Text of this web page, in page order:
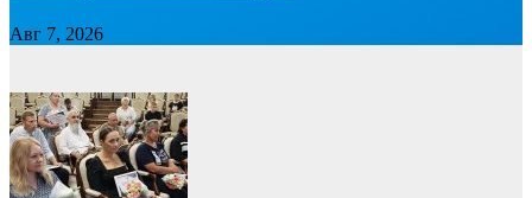
Авг 7, 2026